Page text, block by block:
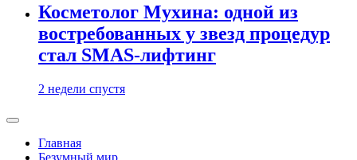
Косметолог Мухина: одной из
востребованных у звезд процедур
стал SMAS-лифтинг
2 недели спустя
Главная
Безумный мир